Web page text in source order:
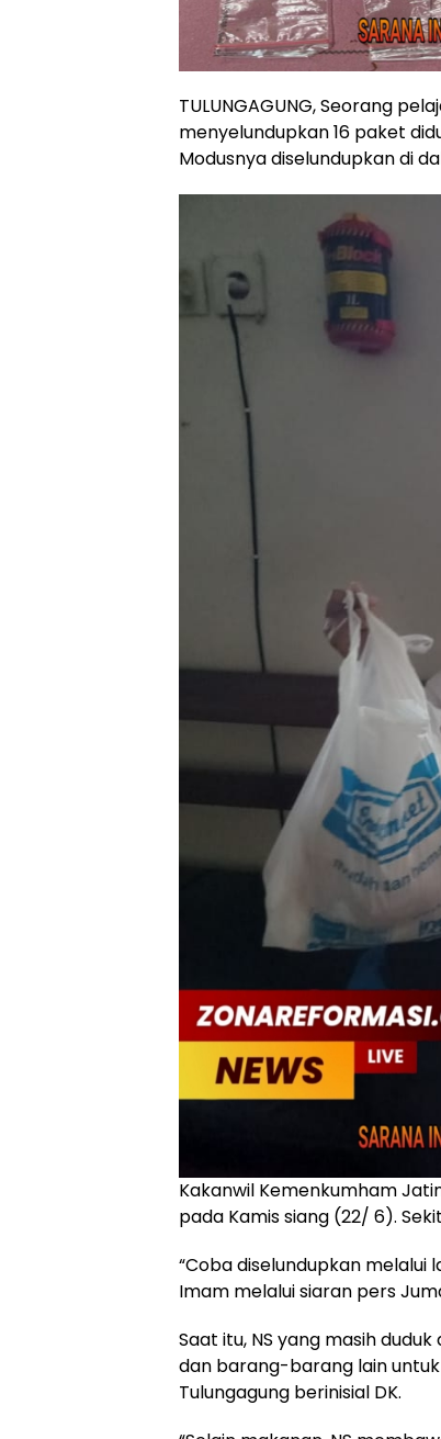
TULUNGAGUNG, Seorang
menyelundupkan 16 paket
Modusnya diselundupkan di
Kakanwil Kemenkumham
pada Kamis siang (22/ 6).
“Coba diselundupkan melalui
Imam melalui siaran pers
Saat itu, NS yang masih
dan barang-barang lain
Tulungagung berinisial DK.